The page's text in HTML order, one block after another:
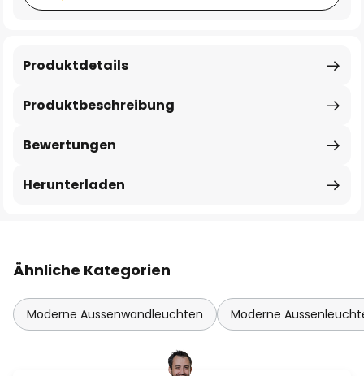
Produktbeschreibung
Produktdetails
Bewertungen
Herunterladen
Ähnliche Kategorien
Moderne Aussenwandleuchten Moderne